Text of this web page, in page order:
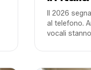
Il 2026
al telefono.
vocali